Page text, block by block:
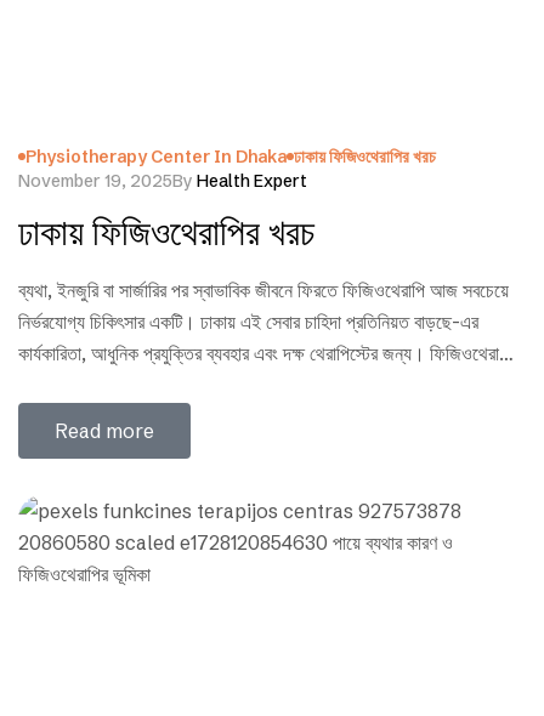
Physiotherapy Center In Dhaka ঢাকায় ফিজিওথেরাপির খরচ
November 19, 2025By Health Expert
ঢাকায় ফিজিওথেরাপির খরচ
ব্যথা, ইনজুরি বা সার্জারির পর স্বাভাবিক জীবনে ফিরতে ফিজিওথেরাপি আজ সবচেয়ে
নির্ভরযোগ্য চিকিৎসার একটি। ঢাকায় এই সেবার চাহিদা প্রতিনিয়ত বাড়ছে-এর
কার্যকারিতা, আধুনিক প্রযুক্তির ব্যবহার এবং দক্ষ থেরাপিস্টের জন্য। ফিজিওথেরাপি
Read more